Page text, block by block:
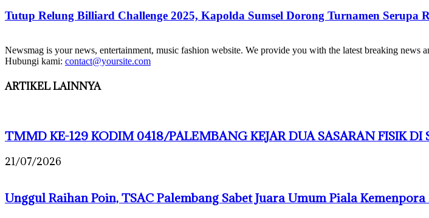
Tutup Relung Billiard Challenge 2025, Kapolda Sumsel Dorong Turnamen Serupa
Newsmag is your news, entertainment, music fashion website. We provide you with the latest breaking news
Hubungi kami: contact@yoursite.com
ARTIKEL LAINNYA
TMMD KE-129 KODIM 0418/PALEMBANG KEJAR DUA SASARAN FISIK DI
21/07/2026
Unggul Raihan Poin, TSAC Palembang Sabet Juara Umum Piala Kemenpora